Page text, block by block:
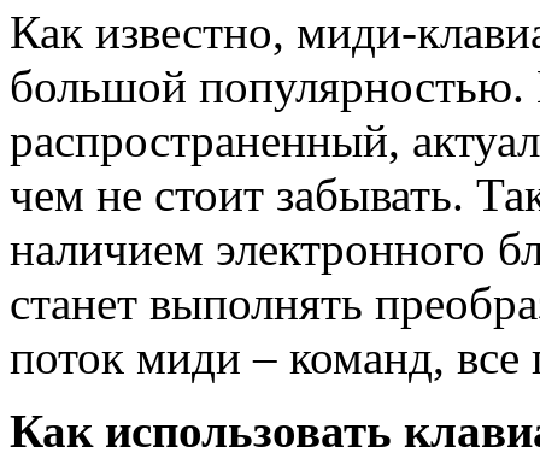
Как известно, миди-
большой популярностью.
распространенный,
чем не стоит забывать.
наличием электронного
станет выполнять
поток миди – команд, все
Как использовать